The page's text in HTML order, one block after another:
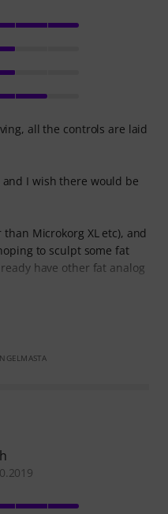
all the controls are laid
I wish there would be
Microkorg XL etc), and
to sculpt some fat
have other fat analog